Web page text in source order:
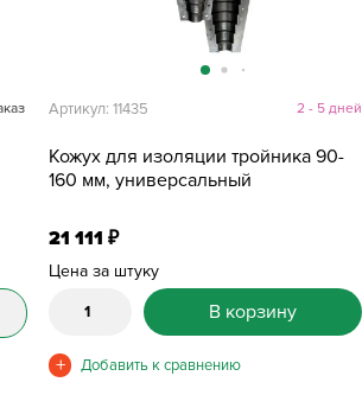
Кожух для изоляции тройника 90-
160 мм, универсальный
Артикул: 11435 2 - 5 дней
21 111₽
Цена за штуку
В корзину